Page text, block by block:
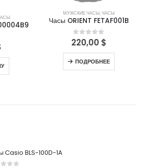
МУЖСКИЕ ЧАСЫ,ЧАСЫ
Часы ORIENT FETAF001B
0out of 5
220,00 $
ПОДРОБНЕЕ
Casio BLS-100D-1A